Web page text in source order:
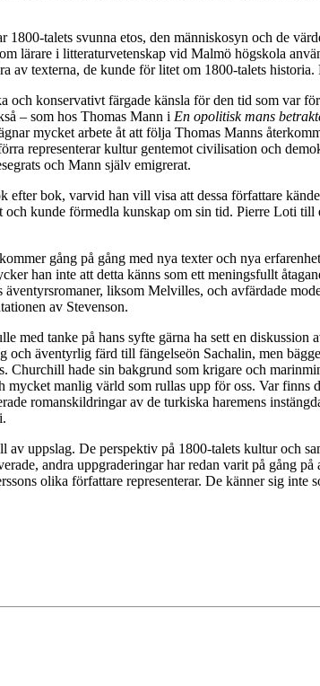
talets svunna etos, den människosyn och de
lärare i litteraturvetenskap vid Malmö högskola
av texterna, de kunde för litet om 1800-talets
konservativt färgade känsla för den tid som var
– som hos Thomas Mann i En opolitisk mans
mycket arbete åt att följa Thomas Manns
representerar kultur gentemot civilisation och
och Mann själv emigrerat.
bok, varvid han vill visa att dessa författare
kunde förmedla kunskap om sin tid. Pierre Loti till
gång på gång med nya texter och nya
han inte att detta känns som ett meningsfullt
liksom Melvilles, och avfärdade
av Stevenson.
med tanke på hans syfte gärna ha sett en
äventyrlig färd till fängelseön Sachalin, men
Churchill hade sin bakgrund som krigare och
manlig värld som rullas upp för oss. Var
romanskildringar av de turkiska haremens
uppslag. De perspektiv på 1800-talets kultur och
andra uppgraderingar har redan varit på gång
olika författare representerar. De känner sig inte